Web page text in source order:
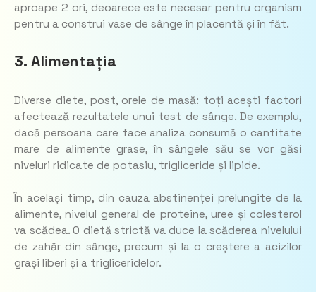
aproape 2 ori, deoarece este necesar pentru organism
pentru a construi vase de sânge în placentă și în făt.
3. Alimentația
Diverse diete, post, orele de masă: toți acești factori
afectează rezultatele unui test de sânge. De exemplu,
dacă persoana care face analiza consumă o cantitate
mare de alimente grase, în sângele său se vor găsi
niveluri ridicate de potasiu, trigliceride și lipide.
În același timp, din cauza abstinenței prelungite de la
alimente, nivelul general de proteine, uree și colesterol
va scădea. O dietă strictă va duce la scăderea nivelului
de zahăr din sânge, precum și la o creștere a acizilor
grași liberi și a trigliceridelor.